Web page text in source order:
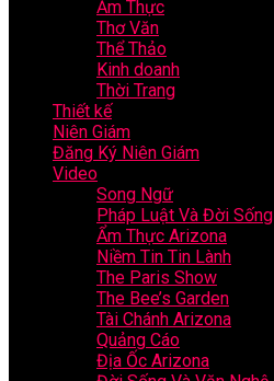
Ẩm Thực
Thơ Văn
Thể Thảo
Kinh doanh
Thời Trang
Thiết kế
Niên Giám
Đăng Ký Niên Giám
Video
Song Ngữ
Pháp Luật Và Đời Sống
Ẩm Thực Arizona
Niềm Tin Tin Lành
The Paris Show
The Bee’s Garden
Tài Chánh Arizona
Quảng Cáo
Địa Ốc Arizona